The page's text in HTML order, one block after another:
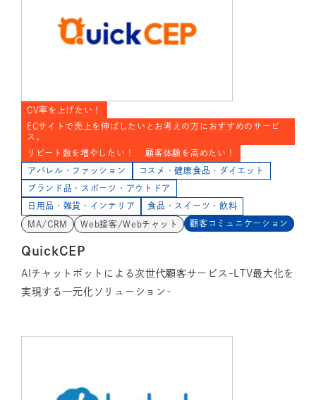
CV率を上げたい！
ECサイトで売上を伸ばしたいとお考えの方におすすめのサービ
ス。
リピート数を増やしたい！
顧客体験を高めたい！
アパレル・ファッション コスメ・健康食品・ダイエット
ブランド品・スポーツ・アウトドア
日用品・雑貨・インテリア 食品・スイーツ・飲料
MA/CRM Web接客/Webチャット 顧客コミュニケーション
QuickCEP
AIチャットボットによる次世代顧客サービス-LTV最大化を
実現する一元化ソリューション-